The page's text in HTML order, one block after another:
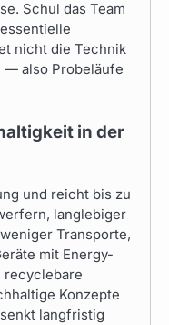
Schul das Team
nicht die Technik
— also Probeläufe
in der
und reicht bis zu
langlebiger
Transporte,
mit Energy-
recyclebare
Konzepte
langfristig